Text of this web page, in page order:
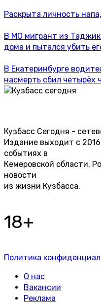
Раскрыта личность
В МО мигрант из
дома и пытался убить
В Екатеринбурге
насмерть сбил четырёх
Кузбасс Сегодня -
Издание выходит с
событиях в
Кемеровской области,
новости
из жизни Кузбасса.
18+
Политика
О нас
Вакансии
Реклама